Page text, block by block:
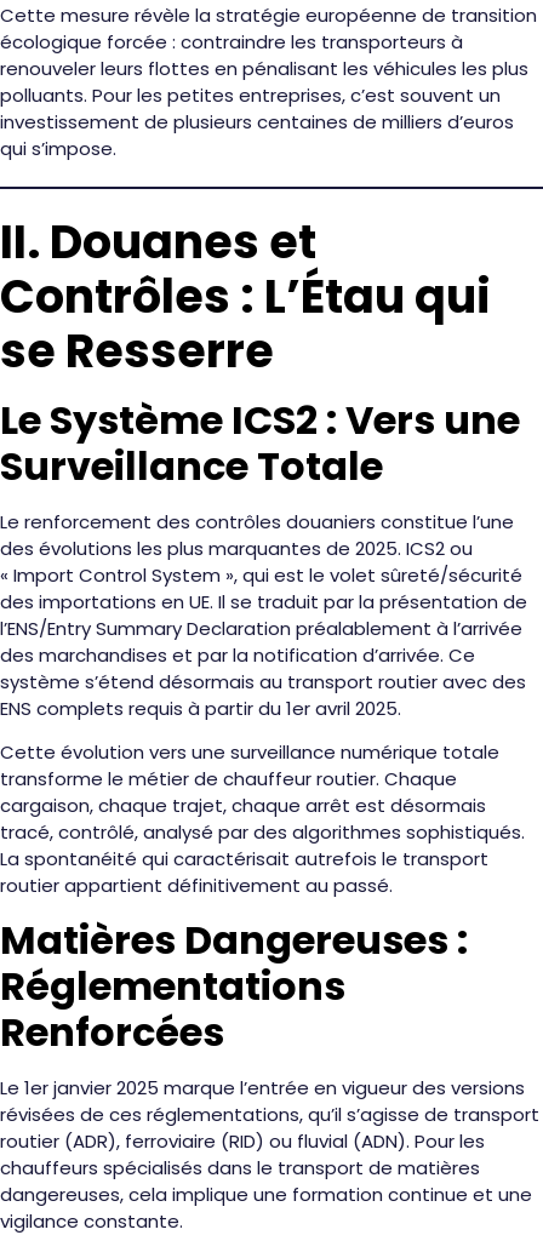
Cette mesure révèle la stratégie européenne de transition
écologique forcée : contraindre les transporteurs à
renouveler leurs flottes en pénalisant les véhicules les plus
polluants. Pour les petites entreprises, c’est souvent un
investissement de plusieurs centaines de milliers d’euros
qui s’impose.
II. Douanes et
Contrôles : L’Étau qui
se Resserre
Le Système ICS2 : Vers une
Surveillance Totale
Le renforcement des contrôles douaniers constitue l’une
des évolutions les plus marquantes de 2025. ICS2 ou
« Import Control System », qui est le volet sûreté/sécurité
des importations en UE. Il se traduit par la présentation de
l’ENS/Entry Summary Declaration préalablement à l’arrivée
des marchandises et par la notification d’arrivée. Ce
système s’étend désormais au transport routier avec des
ENS complets requis à partir du 1er avril 2025.
Cette évolution vers une surveillance numérique totale
transforme le métier de chauffeur routier. Chaque
cargaison, chaque trajet, chaque arrêt est désormais
tracé, contrôlé, analysé par des algorithmes sophistiqués.
La spontanéité qui caractérisait autrefois le transport
routier appartient définitivement au passé.
Matières Dangereuses :
Réglementations
Renforcées
Le 1er janvier 2025 marque l’entrée en vigueur des versions
révisées de ces réglementations, qu’il s’agisse de transport
routier (ADR), ferroviaire (RID) ou fluvial (ADN). Pour les
chauffeurs spécialisés dans le transport de matières
dangereuses, cela implique une formation continue et une
vigilance constante.